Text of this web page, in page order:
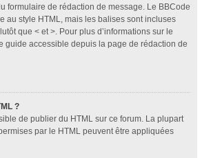
formulaire de rédaction de message. Le BBCode
au style HTML, mais les balises sont incluses
que < et >. Pour plus d’informations sur le
guide accessible depuis la page de rédaction de
?
de publier du HTML sur ce forum. La plupart
par le HTML peuvent être appliquées